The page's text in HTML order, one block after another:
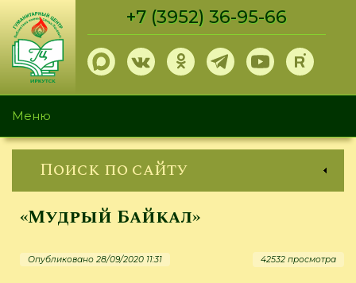
Перейти
основному
содержанию
+7 (3952) 36-95-66
Меню
Поиск по сайту
«Мудрый Байкал»
Опубликовано 28/09/2020 11:31 42532 просмотра